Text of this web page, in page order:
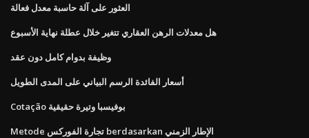
العثور على آلة حاسبة معدل فعالة
هل معدلات الرهن العقاري تتغير خلال عطلة نهاية الأسبوع
وظيفة بدوام كامل دون عقد
أسعار الفائدة الرسم البياني على المدى الطويل
Cotação بوفيسبا وتيرة حقيقية
Metode تجارة الفوركس berdasarkan الإطار الزمني